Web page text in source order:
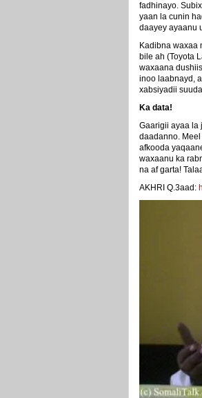
fadhinayo.
yaan la cunin
daayey ayaanu
Kadibna waxaa
bile ah (Toyota
waxaana
inoo laabnayd,
xabsiyadii
Ka data!
Gaarigii ayaa la
daadanno.
afkooda
waxaanu ka
na af garta!
AKHRI Q.3aad: